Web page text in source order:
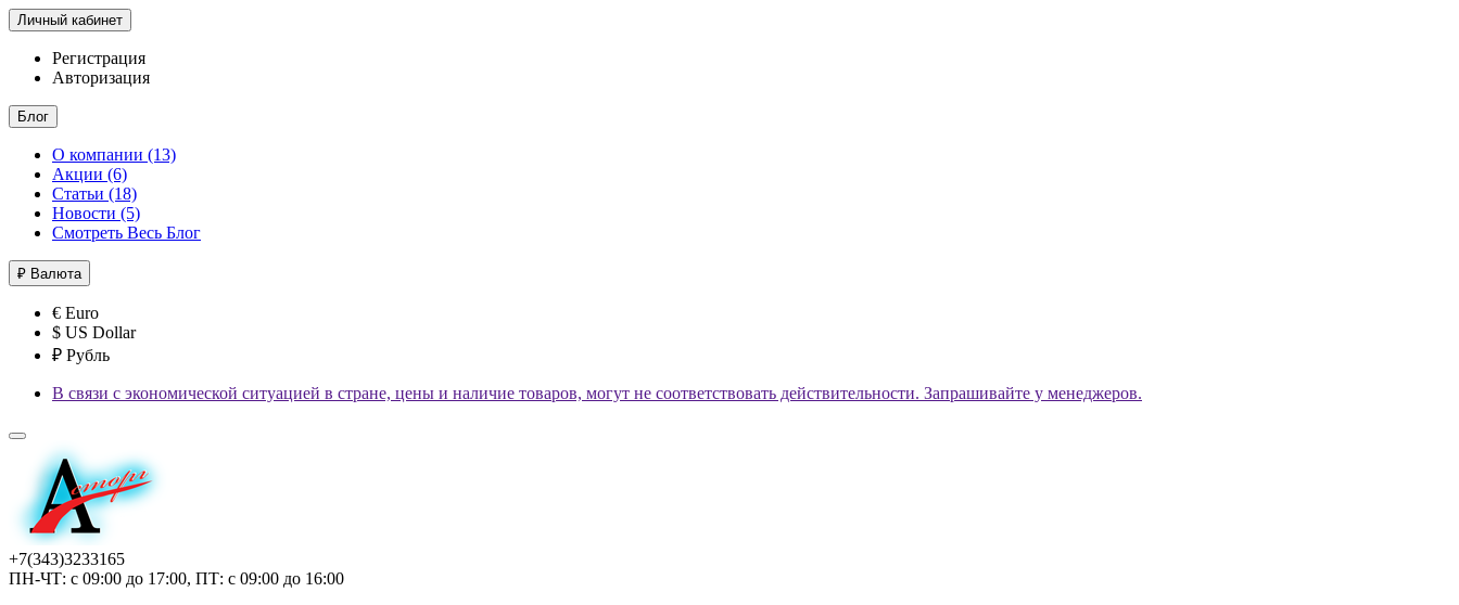
Личный кабинет
Регистрация
Авторизация
Блог
О компании (13)
Акции (6)
Статьи (18)
Новости (5)
Смотреть Весь Блог
₽ Валюта
€ Euro
$ US Dollar
₽ Рубль
В связи с экономической ситуацией в стране, цены и наличие товаров, могут не соответствовать действительности. Запрашивайте у менеджеров.
+7(343)3233165
ПН-ЧТ: с 09:00 до 17:00, ПТ: с 09:00 до 16:00